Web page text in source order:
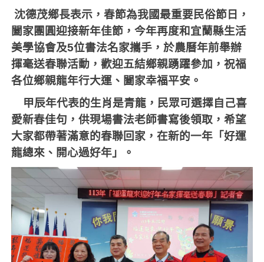
沈德茂鄉長表示，春節為我國最重要民俗節日，
闔家團圓迎接新年佳節，今年再度和宜蘭縣生活
美學協會及5位書法名家攜手，於農曆年前舉辦
揮毫送春聯活動，歡迎五結鄉親踴躍參加，祝福
各位鄉親龍年行大運、闔家幸福平安。
甲辰年代表的生肖是青龍，民眾可選擇自己喜
愛新春佳句，供現場書法老師書寫後領取，希望
大家都帶著滿意的春聯回家，在新的一年「好運
龍總來、開心過好年」。